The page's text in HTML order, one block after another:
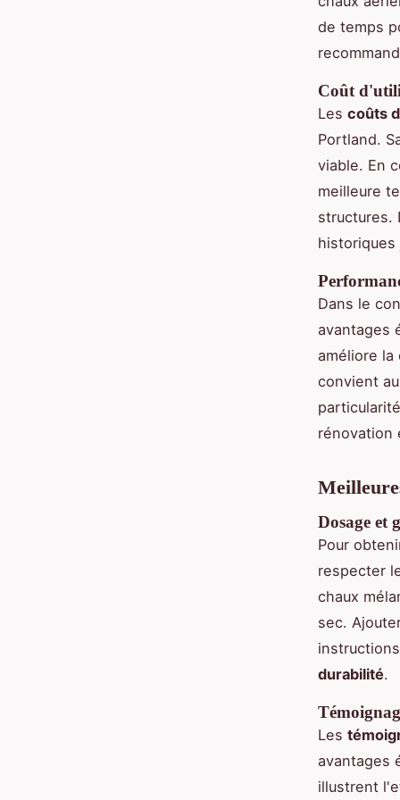
de temps
Coût
Les coûts
Portland.
viable. En
meilleure
structures.
Dans le
avantages
améliore la
convient
rénovation
Dosage et
Pour
respecter
chaux
sec.
durabilité.
Les
avantages
illustrent